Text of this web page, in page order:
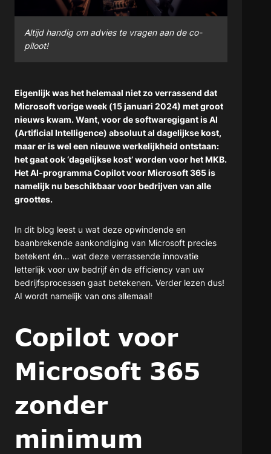
Altijd handig om advies te vragen aan de co-
piloot!
Eigenlijk was het helemaal niet zo verrassend dat
Microsoft vorige week (15 januari 2024) met groot
nieuws kwam. Want, voor de softwaregigant is AI
(Artificial Intelligence) absoluut al dagelijkse kost,
maar er is wel een nieuwe werkelijkheid ontstaan:
het gaat ook ‘dagelijkse kost’ worden voor het MKB.
Het AI-programma Copilot voor Microsoft 365 is
namelijk nu beschikbaar voor bedrijven van alle
groottes.
In dit blog leest u wat deze opwindende en
baanbrekende aankondiging van Microsoft precies
betekent én… wat deze verrassende innovatie
letterlijk voor uw bedrijf én de efficiency van uw
bedrijfsprocessen gaat betekenen. Verder lezen dus!
AI wordt namelijk van ons allemaal!
Copilot voor
Microsoft 365
zonder
minimum